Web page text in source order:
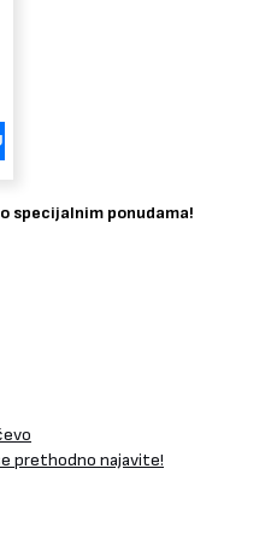
specijalnim ponudama!
prethodno najavite!